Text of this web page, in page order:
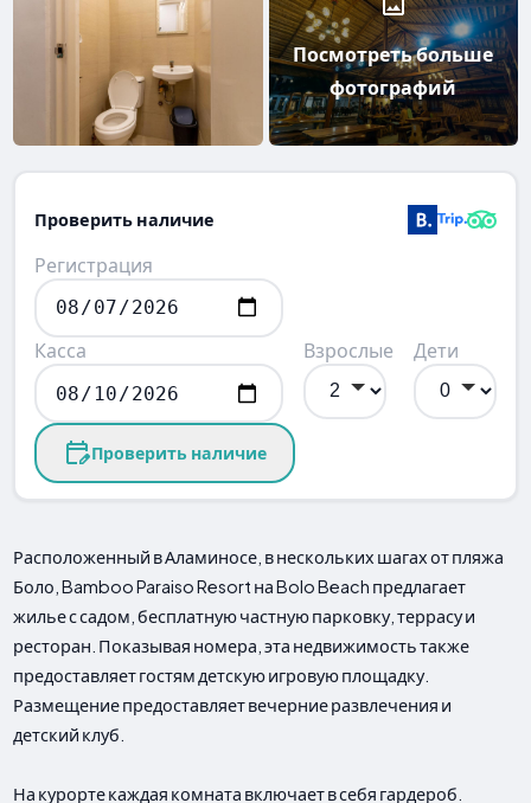
Посмотреть больше
фотографий
Проверить наличие
Регистрация
Касса Взрослые Дети
Проверить наличие
Расположенный в Аламиносе, в нескольких шагах от пляжа
Боло, Bamboo Paraiso Resort на Bolo Beach предлагает
жилье с садом, бесплатную частную парковку, террасу и
ресторан. Показывая номера, эта недвижимость также
предоставляет гостям детскую игровую площадку.
Размещение предоставляет вечерние развлечения и
детский клуб.
На курорте каждая комната включает в себя гардероб.